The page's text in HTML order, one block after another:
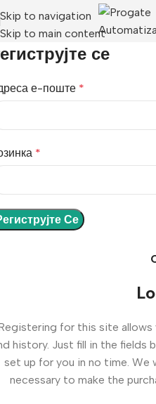
Skip to navigation
Skip to main content
се
е-поште *
*
Се
for this site
history. Just fill in the fields
set up for you in no time. We
necessary to make the